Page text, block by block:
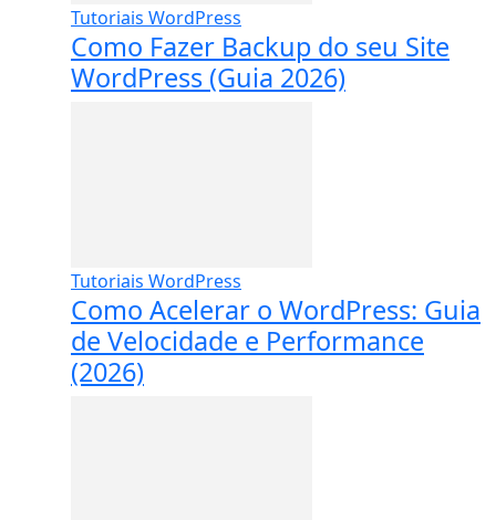
Tutoriais WordPress
Como Fazer Backup do seu Site
WordPress (Guia 2026)
Tutoriais WordPress
Como Acelerar o WordPress: Guia
de Velocidade e Performance
(2026)